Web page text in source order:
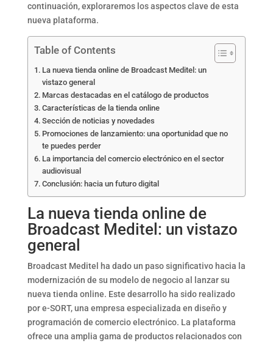
continuación, exploraremos los aspectos clave de esta
nueva plataforma.
Table of Contents
La nueva tienda online de Broadcast Meditel: un
vistazo general
Marcas destacadas en el catálogo de productos
Características de la tienda online
Sección de noticias y novedades
Promociones de lanzamiento: una oportunidad que no
te puedes perder
La importancia del comercio electrónico en el sector
audiovisual
Conclusión: hacia un futuro digital
La nueva tienda online de
Broadcast Meditel: un vistazo
general
Broadcast Meditel ha dado un paso significativo hacia la
modernización de su modelo de negocio al lanzar su
nueva tienda online. Este desarrollo ha sido realizado
por e-SORT, una empresa especializada en diseño y
programación de comercio electrónico. La plataforma
ofrece una amplia gama de productos relacionados con